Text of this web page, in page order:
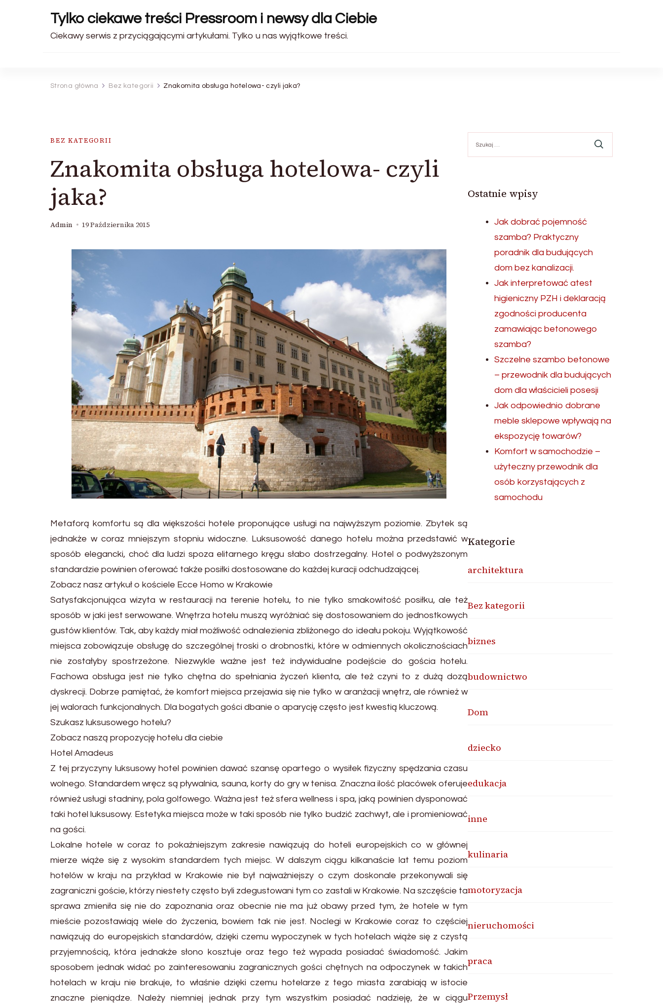
Tylko ciekawe treści Pressroom i newsy dla Ciebie
Ciekawy serwis z przyciągającymi artykułami. Tylko u nas wyjątkowe treści.
Strona główna Bez kategorii Znakomita obsługa hotelowa- czyli jaka?
BEZ KATEGORII
Znakomita obsługa hotelowa- czyli
jaka?
Admin 19 Października 2015
Metaforą komfortu są dla większości hotele proponujące usługi na najwyższym poziomie. Zbytek są
jednakże w coraz mniejszym stopniu widoczne. Luksusowość danego hotelu można przedstawić w
sposób elegancki, choć dla ludzi spoza elitarnego kręgu słabo dostrzegalny. Hotel o podwyższonym
standardzie powinien oferować także posiłki dostosowane do każdej kuracji odchudzającej.
Zobacz nasz artykuł o kościele Ecce Homo w Krakowie
Satysfakcjonująca wizyta w restauracji na terenie hotelu, to nie tylko smakowitość posiłku, ale też
sposób w jaki jest serwowane. Wnętrza hotelu muszą wyróżniać się dostosowaniem do jednostkowych
gustów klientów. Tak, aby każdy miał możliwość odnalezienia zbliżonego do ideału pokoju. Wyjątkowość
miejsca zobowiązuje obsługę do szczególnej troski o drobnostki, które w odmiennych okolicznościach
nie zostałyby spostrzeżone. Niezwykle ważne jest też indywidualne podejście do gościa hotelu.
Fachowa obsługa jest nie tylko chętna do spełniania życzeń klienta, ale też czyni to z dużą dozą
dyskrecji. Dobrze pamiętać, że komfort miejsca przejawia się nie tylko w aranżacji wnętrz, ale również w
jej walorach funkcjonalnych. Dla bogatych gości dbanie o aparycję często jest kwestią kluczową.
Szukasz luksusowego hotelu?
Zobacz naszą propozycję hotelu dla ciebie
Hotel Amadeus
Z tej przyczyny luksusowy hotel powinien dawać szansę opartego o wysiłek fizyczny spędzania czasu
wolnego. Standardem wręcz są pływalnia, sauna, korty do gry w tenisa. Znaczna ilość placówek oferuje
również usługi stadniny, pola golfowego. Ważna jest też sfera wellness i spa, jaką powinien dysponować
taki hotel luksusowy. Estetyka miejsca może w taki sposób nie tylko budzić zachwyt, ale i promieniować
na gości.
Lokalne hotele w coraz to pokaźniejszym zakresie nawiązują do hoteli europejskich co w głównej
mierze wiąże się z wysokim standardem tych miejsc. W dalszym ciągu kilkanaście lat temu poziom
hotelów w kraju na przykład w Krakowie nie był najważniejszy o czym doskonale przekonywali się
zagraniczni goście, którzy niestety często byli zdegustowani tym co zastali w Krakowie. Na szczęście ta
sprawa zmieniła się nie do zapoznania oraz obecnie nie ma już obawy przed tym, że hotele w tym
mieście pozostawiają wiele do życzenia, bowiem tak nie jest. Noclegi w Krakowie coraz to częściej
nawiązują do europejskich standardów, dzięki czemu wypoczynek w tych hotelach wiąże się z czystą
przyjemnością, która jednakże słono kosztuje oraz tego też wypada posiadać świadomość. Jakim
sposobem jednak widać po zainteresowaniu zagranicznych gości chętnych na odpoczynek w takich
hotelach w kraju nie brakuje, to właśnie dzięki czemu hotelarze z tego miasta zarabiają w istocie
znaczne pieniądze. Należy niemniej jednak przy tym wszystkim posiadać nadzieję, że w ciągu
Ostatnie wpisy
Jak dobrać pojemność
szamba? Praktyczny
poradnik dla budujących
dom bez kanalizacji.
Jak interpretować atest
higieniczny PZH i deklaracją
zgodności producenta
zamawiając betonowego
szamba?
Szczelne szambo betonowe
– przewodnik dla budujących
dom dla właścicieli posesji
Jak odpowiednio dobrane
meble sklepowe wpływają na
ekspozycję towarów?
Komfort w samochodzie –
użyteczny przewodnik dla
osób korzystających z
samochodu
Kategorie
architektura
Bez kategorii
biznes
budownictwo
Dom
dziecko
edukacja
inne
kulinaria
motoryzacja
nieruchomości
praca
Przemysł